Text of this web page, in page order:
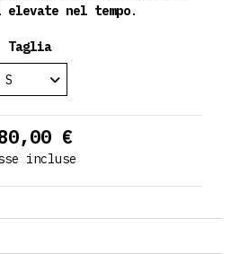
nel tempo.
Taglia
€
incluse